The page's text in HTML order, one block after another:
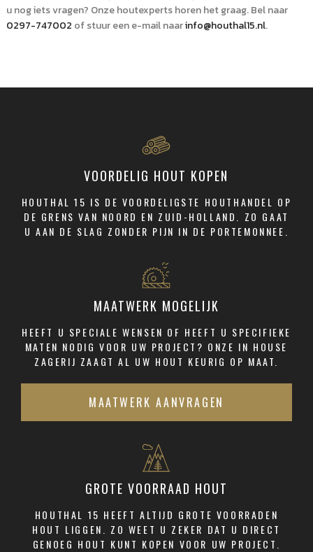
u nog iets vragen? Onze houtexperts horen het graag. Bel naar
0297-747002 of stuur een e-mail naarinfo@houthal15.nl.
VOORDELIG HOUT KOPEN
HOUTHAL 15 IS DE VOORDELIGSTE HOUTHANDEL OP
DE GRENS VAN NOORD EN ZUID-HOLLAND. ZO GAAT
U AAN DE SLAG ZONDER PIJN IN DE PORTEMONNEE.
MAATWERK MOGELIJK
HEEFT U SPECIALE WENSEN OF HEEFT U SPECIFIEKE
MATEN NODIG VOOR UW PROJECT? ONZE IN HOUSE
ZAGERIJ ZAAGT AL UW HOUT KEURIG OP MAAT.
MAATWERK AANVRAGEN
GROTE VOORRAAD HOUT
HOUTHAL 15 HEEFT ALTIJD GROTE VOORRADEN
HOUT LIGGEN. ZO WEET U ZEKER DAT U DIRECT
GENOEG HOUT KUNT KOPEN VOOR UW PROJECT.